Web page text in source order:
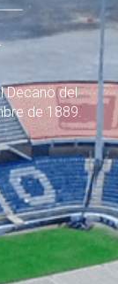
Decano del
de 1889.